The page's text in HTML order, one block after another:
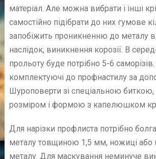
матеріал. Але можна вибрати і інші
самостійно підібрати до них гумове
запобіжить проникненню до металу
наслідок, виникнення корозії. В
прольоту буде потрібно 5-6
комплектуючі до профнастилу за
Шуроповерти зі спеціальною биткою,
розміром і формою з капелюшком
Для нарізки профлиста потрібно
металу товщиною 1,5 мм, ножиці або
металу. Для маскування неминуче